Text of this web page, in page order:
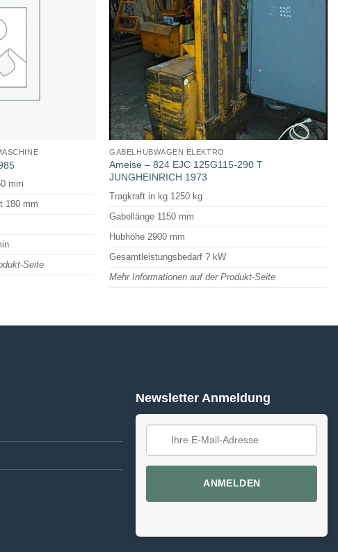
mm
180 mm
Seite
GABELHUBWAGEN ELEKTRO
Ameise – 824 EJC 125G115-290 T
JUNGHEINRICH 1973
Tragkraft in kg 1250 kg
Gabellänge 1150 mm
Hubhöhe 2900 mm
Gesamtleistungsbedarf ? kW
Mehr Informationen auf der Produkt-Seite
Newsletter Anmeldung
ANMELDEN